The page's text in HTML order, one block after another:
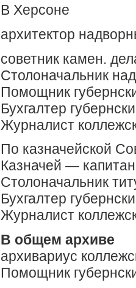
В Херсоне
архитектор
советник камен.
Столоначальник
Помощник
Бухгалтер
Журналист
По казначейской
Казначей —
Столоначальник
Бухгалтер
Журналист
В общем архиве
архивариус
Помощник